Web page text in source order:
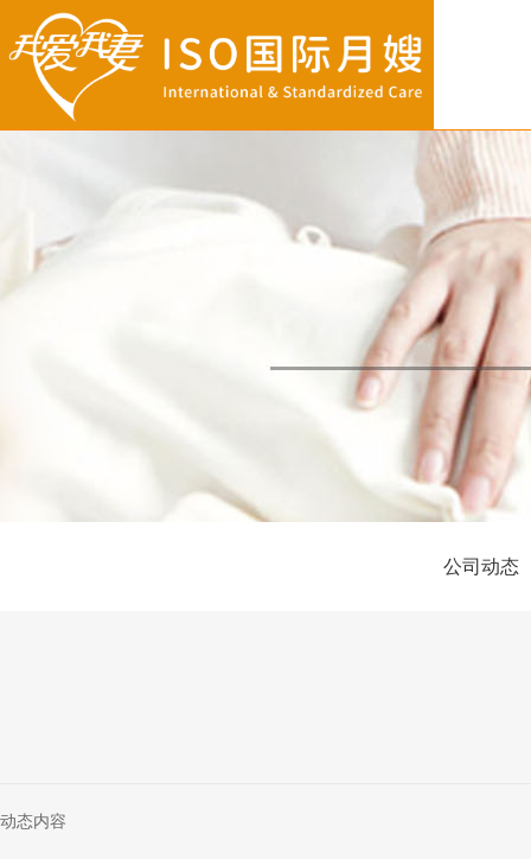
公司动态
动态内容